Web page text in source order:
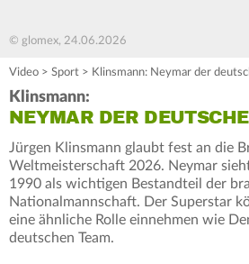
© glomex, 24.06.2026
Video > Sport > Klinsmann: Neymar der
Klinsmann:
NEYMAR DER
Jürgen Klinsmann glaubt fest an die
Weltmeisterschaft 2026. Neymar
1990 als wichtigen Bestandteil der
Nationalmannschaft. Der Superstar
eine ähnliche Rolle einnehmen wie
deutschen Team.